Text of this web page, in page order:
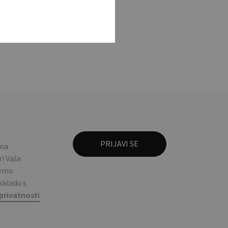
rectangular key
Vaše
s